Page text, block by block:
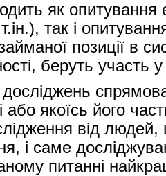
як опитування
так і
позиції в
беруть участь
або якоїсь його
від
і саме
питанні